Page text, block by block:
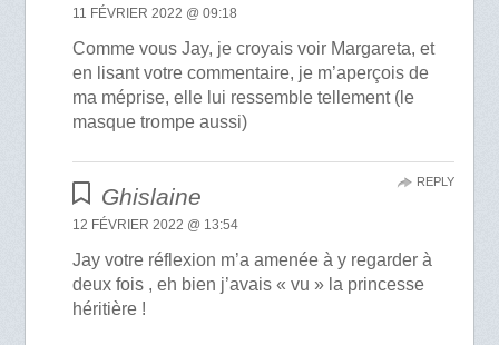
11 FÉVRIER 2022 @ 09:18
Comme vous Jay, je croyais voir Margareta, et
en lisant votre commentaire, je m’aperçois de
ma méprise, elle lui ressemble tellement (le
masque trompe aussi)
Ghislaine
12 FÉVRIER 2022 @ 13:54
Jay votre réflexion m’a amenée à y regarder à
deux fois , eh bien j’avais « vu » la princesse
héritière !
REPLY